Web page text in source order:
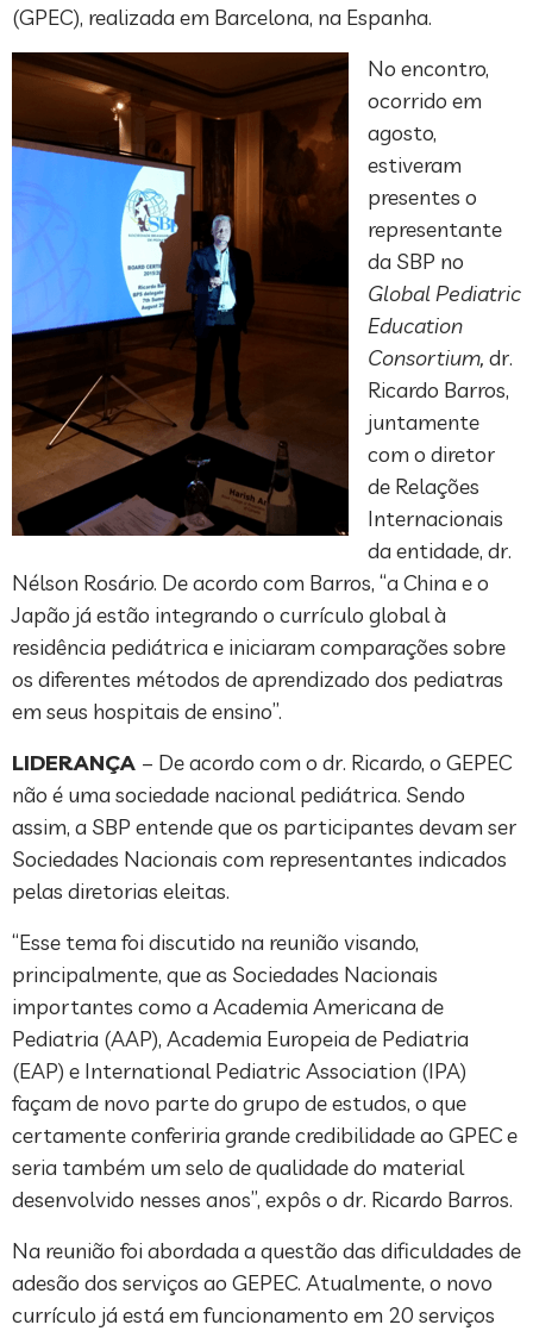
(GPEC), realizada em Barcelona, na Espanha.
No encontro,
ocorrido em
agosto,
estiveram
presentes o
representante
da SBP no
Global Pediatric
Education
Consortium, dr.
Ricardo Barros,
juntamente
com o diretor
de Relações
Internacionais
da entidade, dr.
Nélson Rosário. De acordo com Barros, “a China e o
Japão já estão integrando o currículo global à
residência pediátrica e iniciaram comparações sobre
os diferentes métodos de aprendizado dos pediatras
em seus hospitais de ensino”.
LIDERANÇA – De acordo com o dr. Ricardo, o GEPEC
não é uma sociedade nacional pediátrica. Sendo
assim, a SBP entende que os participantes devam ser
Sociedades Nacionais com representantes indicados
pelas diretorias eleitas.
“Esse tema foi discutido na reunião visando,
principalmente, que as Sociedades Nacionais
importantes como a Academia Americana de
Pediatria (AAP), Academia Europeia de Pediatria
(EAP) e International Pediatric Association (IPA)
façam de novo parte do grupo de estudos, o que
certamente conferiria grande credibilidade ao GPEC e
seria também um selo de qualidade do material
desenvolvido nesses anos”, expôs o dr. Ricardo Barros.
Na reunião foi abordada a questão das dificuldades de
adesão dos serviços ao GEPEC. Atualmente, o novo
currículo já está em funcionamento em 20 serviços